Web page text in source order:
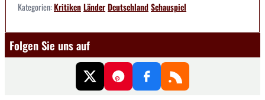
Kategorien:KritikenLänderDeutschlandSchauspiel
Folgen Sie uns auf